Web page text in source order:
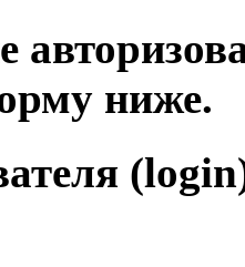
ниже.